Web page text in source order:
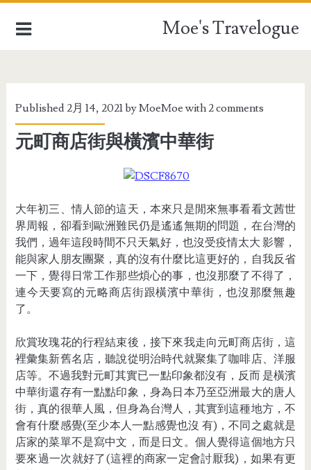
Moe's Travelogue
TAIWAN
TRAVEL STUFFFS
Published 2月 14, 2021 byMoeMoewith2 comments
元町商店街與橫濱中華街
大年初三、情人節的這天，本來只是閒來無事看看文茜世
界周報，卻看到歐洲難民仍是遙遙無期的問題，在台灣的
我們，過年這段時間不只天氣好，也沒受疫情太大 影響，
能與家人朋友團聚，真的沒有什麼比這更好的，自我反省
一下，覺得日常工作那些煩心的事，也沒那麼了不得了，
連今天要寫的元略商店街跟橫濱中華街，也沒那麼無趣
了。
欣賞玫瑰花的行程結束後，接下來我走向元町商店街，這
裡彙集新舊名店，聽說從明治時代就聚集了咖啡店、洋服
店等。不過我對元町其實已一點印象都沒有，反而 是橫濱
中華街還存有一點點印象，身為日本乃至亞洲最大的唐人
街，真的很華人風，但身為台灣人，其實到這種地方，不
會有什麼感覺(至少本人一點感覺也沒 有)，不同之處就是
店家的菜單不是寫中文，而是日文。個人覺得這個地方只
要來過一次就好了(這裡的商家一定會討厭我)，如果有更